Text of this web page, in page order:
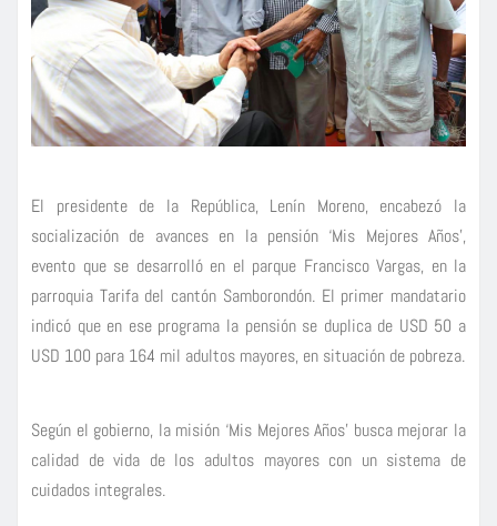
El presidente de la República, Lenín Moreno, encabezó la
socialización de avances en la pensión ‘Mis Mejores Años’,
evento que se desarrolló en el parque Francisco Vargas, en la
parroquia Tarifa del cantón Samborondón. El primer mandatario
indicó que en ese programa la pensión se duplica de USD 50 a
USD 100 para 164 mil adultos mayores, en situación de pobreza.
Según el gobierno, la misión ‘Mis Mejores Años’ busca mejorar la
calidad de vida de los adultos mayores con un sistema de
cuidados integrales.